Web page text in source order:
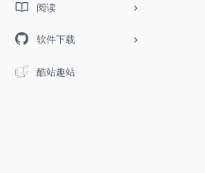
阅读
软件下载
酷站趣站